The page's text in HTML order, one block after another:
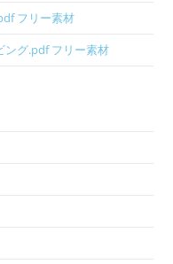
フリー素材
ング.pdf フリー素材